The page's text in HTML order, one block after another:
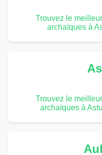
Trouvez le
archaïques à
Trouvez le
archaïques à